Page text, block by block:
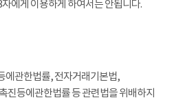
에게 이용하게 하여서는 안됩니다.
관한법률, 전자거래기본법,
진등에관한법률 등 관련법을 위배하지